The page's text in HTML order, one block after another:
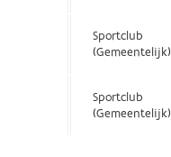
Sportclub
(Gemeentelijk)
Sportclub
(Gemeentelijk)